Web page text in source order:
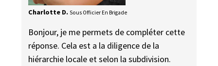
Charlotte D. Sous Officier En Brigade
Bonjour, je me permets de compléter cette
réponse. Cela est a la diligence de la
hiérarchie locale et selon la subdivision.